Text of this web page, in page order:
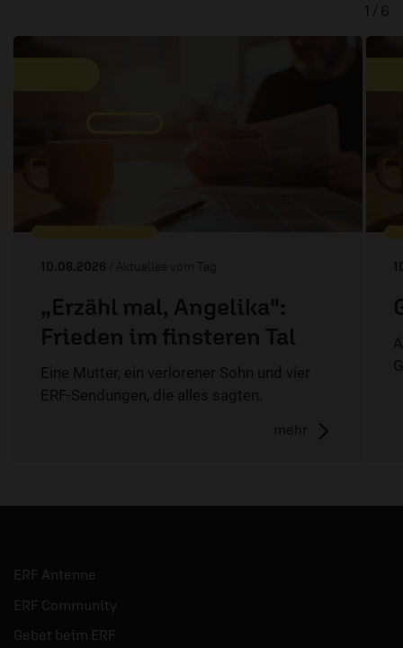
10.08.2026 / Aktuelles vom Tag
„Erzähl mal, Angelika":
Frieden im finsteren Tal
Eine Mutter, ein verlorener Sohn und vier
ERF-Sendungen, die alles sagten.
mehr
1 / 6
ERF Antenne
ERF Community
Gebet beim ERF